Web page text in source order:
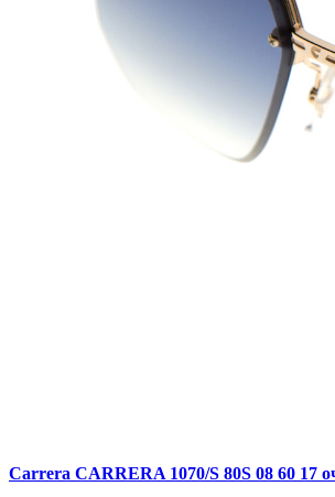
Carrera CARRERA 1070/S 80S 08 60 17